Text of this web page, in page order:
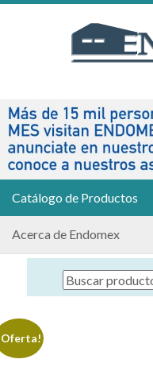
Catálogo de Productos
Acerca de Endomex